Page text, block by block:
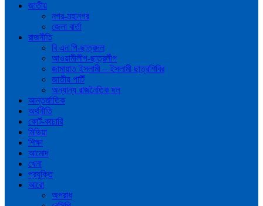
জাতীয়
নগর-মহানগর
জেলা বার্তা
রাজনীতি
বি এন পি-ছাত্রদল
আওয়ামীলীগ-ছাত্রলীগ
জামায়াত ইসলামী – ইসলামী ছাত্রশিবির
জাতীয় পার্টি
অন্যান্য রাজনৈতিক দল
আন্তর্জাতিক
অর্থনীতি
কোর্ট-কাচারি
মিডিয়া
শিক্ষা
আমোদ
খেলা
প্রযুক্তি
আরো
অপরাধ